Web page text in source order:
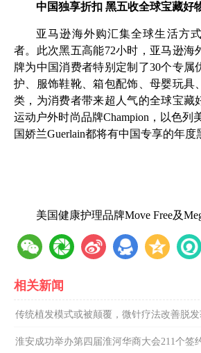
中国独享折扣 黑五收全球宝藏好
亚马逊海外购汇集全球生活方
者。此次黑五高能72小时，亚马逊海
牌为中国消费者特别定制了30个专属
护、服饰鞋靴、箱包配饰、母婴玩具
类，为消费者带来超人气的全球宝藏
运动户外时尚品牌Champion，以色列
国娇兰Guerlain都将有中国专享的年度
美国健康护理品牌Move Free及
相关新闻
传统植发模式或被颠覆，微针疗法改善脱
淮安成功举办第四届淮河华商大会211个签